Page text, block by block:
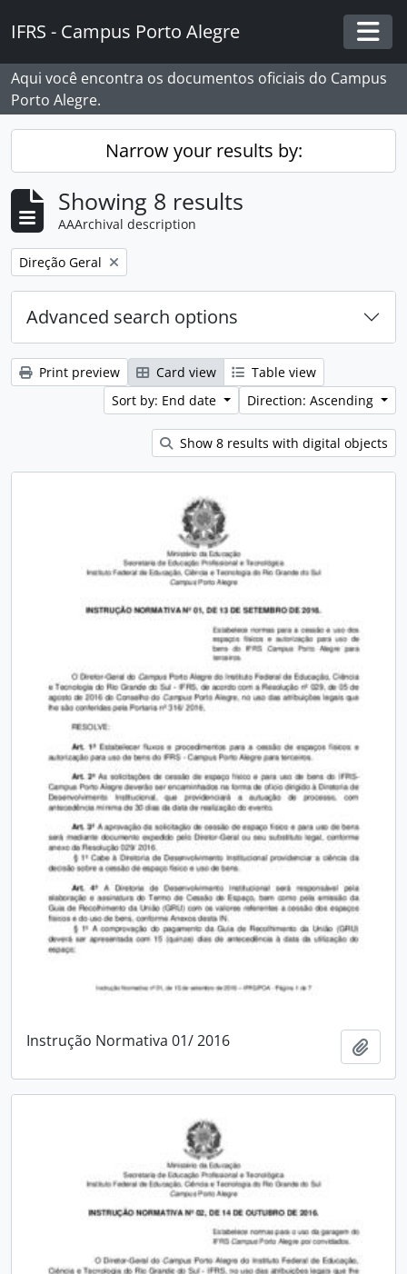
IFRS - Campus Porto Alegre
Aqui você encontra os documentos oficiais do Campus
Porto Alegre.
Narrow your results by:
Showing 8 results
AAArchival description
Remove filter:
Direção Geral
Advanced search options
Print preview Card view
Table view
Sort by: End date
Direction: Ascending
Show 8 results with digital objects
Instrução Normativa 01/ 2016